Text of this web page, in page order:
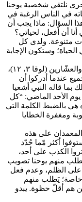
نلتقي شخصية يوحنا
في الناس الرغبة في
يطرحون هذا السؤال: ماذا يجب أن
أن أفعل، لحياتي؟
متنوعة. ولدى كل
وستكون الإجابة
كانت الأسئلة على فم الجموع (لوقا ٣، ١٠) والعشّارين (لوقا ٣، ١٢)،
الجميع عندما أدركوا أن
بما قاله النبي أشعيا
يوم الأحد الماضي: “كل
الله” (لوقا ٣ ، ٦). وهذه هي بالضبط الكلمة التي
ومغفرة الخطايا
على هذه
أكثر مّما حُدّد
ولا تفتروا الكذب على أحد،
٣، ١٤). باختصار، يَطلب منهم يوحنا تصويب
على الظلم، وعدم فعل
يَطلب منهم
هم أقلّ حظوة. يبدو